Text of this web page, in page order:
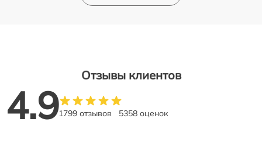
Отзывы клиентов
4.91799 отзывов 5358 оценок